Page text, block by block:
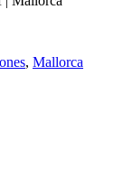
, Mallorca